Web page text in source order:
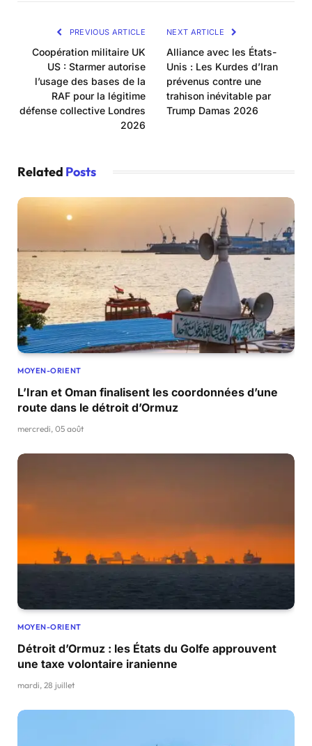
PREVIOUS ARTICLE
Coopération militaire UK
US : Starmer autorise
l’usage des bases de la
RAF pour la légitime
défense collective Londres
2026
NEXT ARTICLE
Alliance avec les États-
Unis : Les Kurdes d’Iran
prévenus contre une
trahison inévitable par
Trump Damas 2026
Related Posts
MOYEN-ORIENT
L’Iran et Oman finalisent les coordonnées d’une
route dans le détroit d’Ormuz
mercredi, 05 août
MOYEN-ORIENT
Détroit d’Ormuz : les États du Golfe approuvent
une taxe volontaire iranienne
mardi, 28 juillet